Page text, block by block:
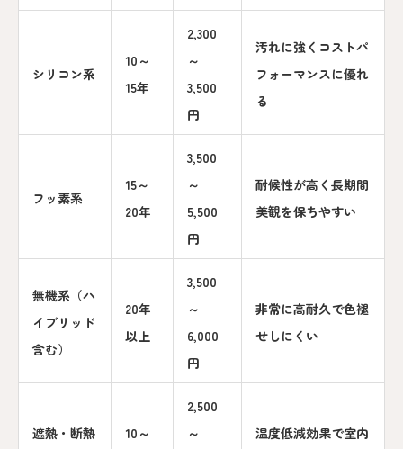
シリコン系
10～
15年
2,300
～
3,500
円
汚れに強くコストパ
フォーマンスに優れ
る
フッ素系
15～
20年
3,500
～
5,500
円
耐候性が高く長期間
美観を保ちやすい
無機系（ハ
イブリッド
含む）
20年
以上
3,500
～
6,000
円
非常に高耐久で色褪
せしにくい
遮熱・断熱
10～
2,500
～
温度低減効果で室内